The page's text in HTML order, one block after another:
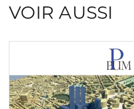
VOIR AUSSI